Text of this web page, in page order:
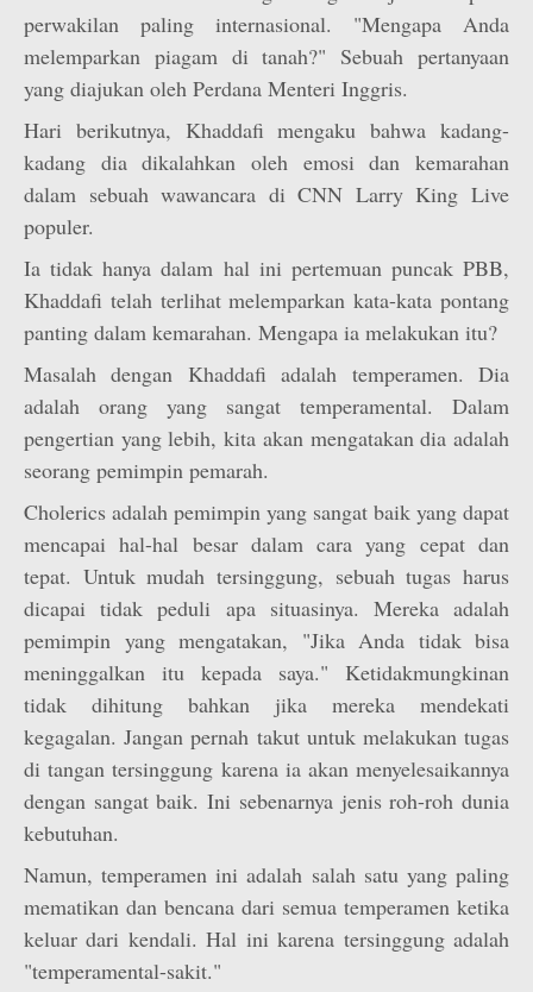
perwakilan paling internasional. "Mengapa Anda
melemparkan piagam di tanah?" Sebuah pertanyaan
yang diajukan oleh Perdana Menteri Inggris.
Hari berikutnya, Khaddafi mengaku bahwa kadang-
kadang dia dikalahkan oleh emosi dan kemarahan
dalam sebuah wawancara di CNN Larry King Live
populer.
Ia tidak hanya dalam hal ini pertemuan puncak PBB,
Khaddafi telah terlihat melemparkan kata-kata pontang
panting dalam kemarahan. Mengapa ia melakukan itu?
Masalah dengan Khaddafi adalah temperamen. Dia
adalah orang yang sangat temperamental. Dalam
pengertian yang lebih, kita akan mengatakan dia adalah
seorang pemimpin pemarah.
Cholerics adalah pemimpin yang sangat baik yang dapat
mencapai hal-hal besar dalam cara yang cepat dan
tepat. Untuk mudah tersinggung, sebuah tugas harus
dicapai tidak peduli apa situasinya. Mereka adalah
pemimpin yang mengatakan, "Jika Anda tidak bisa
meninggalkan itu kepada saya." Ketidakmungkinan
tidak dihitung bahkan jika mereka mendekati
kegagalan. Jangan pernah takut untuk melakukan tugas
di tangan tersinggung karena ia akan menyelesaikannya
dengan sangat baik. Ini sebenarnya jenis roh-roh dunia
kebutuhan.
Namun, temperamen ini adalah salah satu yang paling
mematikan dan bencana dari semua temperamen ketika
keluar dari kendali. Hal ini karena tersinggung adalah
"temperamental-sakit."